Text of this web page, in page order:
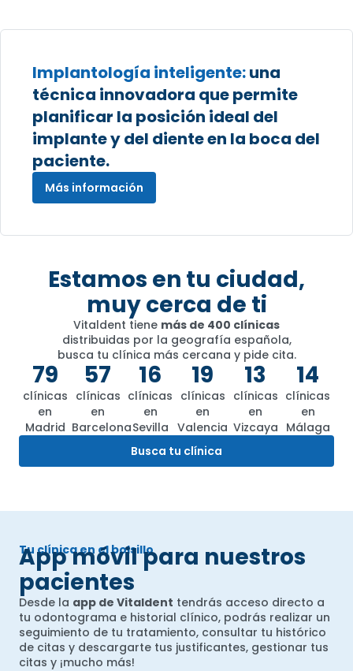
Implantología inteligente:una
técnica innovadora que permite
planificar la posición ideal del
implante y del diente en la boca del
paciente.
Más información
Estamos en tu ciudad,
muy cerca de ti
Vitaldent tiene más de 400 clínicas
distribuidas por la geografía española,
busca tu clínica más cercana y pide cita.
79
clínicas
en
Madrid
57
clínicas
en
Barcelona
16
clínicas
en
Sevilla
19
clínicas
en
Valencia
13
clínicas
en
Vizcaya
14
clínicas
en
Málaga
Busca tu clínica
Tu clínica en el bolsillo
App móvil para nuestros
pacientes
Desde la app de Vitaldent tendrás acceso directo a
tu odontograma e historial clínico, podrás realizar un
seguimiento de tu tratamiento, consultar tu histórico
de citas y descargarte tus justificantes, gestionar tus
citas y ¡mucho más!